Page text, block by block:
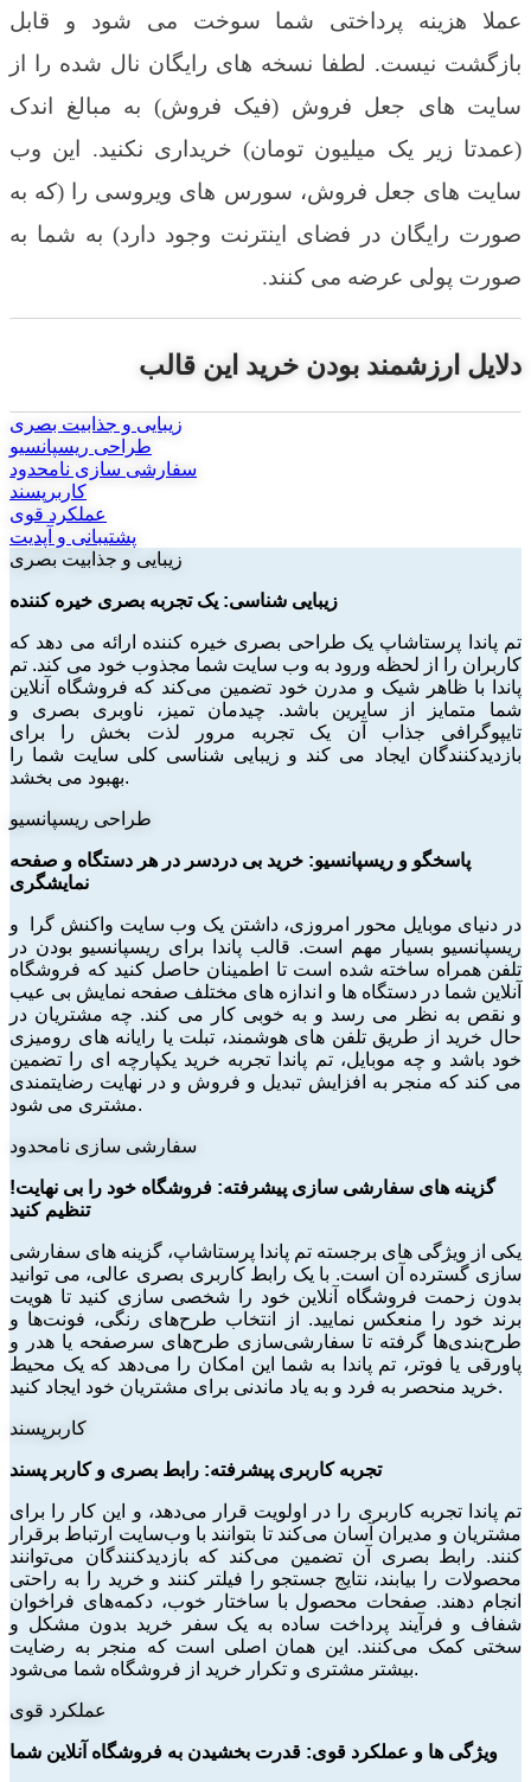
عملا هزینه پرداختی شما سوخت می شود و قابل
بازگشت نیست. لطفا نسخه های رایگان نال شده را از
سایت های جعل فروش (فیک فروش) به مبالغ اندک
(عمدتا زیر یک میلیون تومان) خریداری نکنید. این وب
سایت های جعل فروش، سورس های ویروسی را (که به
صورت رایگان در فضای اینترنت وجود دارد) به شما به
صورت پولی عرضه می کنند.
دلایل ارزشمند بودن خرید این قالب
زیبایی و جذابیت بصری
طراحی ریسپانسیو
سفارشی سازی نامحدود
کاربرپسند
عملکرد قوی
پشتیبانی و آپدیت
زیبایی و جذابیت بصری
زیبایی شناسی: یک تجربه بصری خیره کننده
تم پاندا پرستاشاپ یک طراحی بصری خیره کننده ارائه می دهد که
کاربران را از لحظه ورود به وب سایت شما مجذوب خود می کند. تم
پاندا با ظاهر شیک و مدرن خود تضمین می‌کند که فروشگاه آنلاین
شما متمایز از سایرین باشد. چیدمان تمیز، ناوبری بصری و
تایپوگرافی جذاب آن یک تجربه مرور لذت بخش را برای
بازدیدکنندگان ایجاد می کند و زیبایی شناسی کلی سایت شما را
بهبود می بخشد.
طراحی ریسپانسیو
پاسخگو و ریسپانسیو: خرید بی دردسر در هر دستگاه و صفحه
نمایشگری
در دنیای موبایل محور امروزی، داشتن یک وب سایت واکنش گرا و
ریسپانسیو بسیار مهم است. قالب پاندا برای ریسپانسیو بودن در
تلفن همراه ساخته شده است تا اطمینان حاصل کنید که فروشگاه
آنلاین شما در دستگاه ها و اندازه های مختلف صفحه نمایش بی عیب
و نقص به نظر می رسد و به خوبی کار می کند. چه مشتریان در
حال خرید از طریق تلفن های هوشمند، تبلت یا رایانه های رومیزی
خود باشد و چه موبایل، تم پاندا تجربه خرید یکپارچه ای را تضمین
می کند که منجر به افزایش تبدیل و فروش و در نهایت رضایتمندی
مشتری می شود.
سفارشی سازی نامحدود
گزینه های سفارشی سازی پیشرفته: فروشگاه خود را بی نهایت!
تنظیم کنید
یکی از ویژگی های برجسته تم پاندا پرستاشاپ، گزینه های سفارشی
سازی گسترده آن است. با یک رابط کاربری بصری عالی، می توانید
بدون زحمت فروشگاه آنلاین خود را شخصی سازی کنید تا هویت
برند خود را منعکس نمایید. از انتخاب طرح‌های رنگی، فونت‌ها و
طرح‌بندی‌ها گرفته تا سفارشی‌سازی طرح‌های سرصفحه یا هدر و
پاورقی یا فوتر، تم پاندا به شما این امکان را می‌دهد که یک محیط
خرید منحصر به فرد و به یاد ماندنی برای مشتریان خود ایجاد کنید.
کاربرپسند
تجربه کاربری پیشرفته: رابط بصری و کاربر پسند
تم پاندا تجربه کاربری را در اولویت قرار می‌دهد، و این کار را برای
مشتریان و مدیران آسان می‌کند تا بتوانند با وب‌سایت ارتباط برقرار
کنند. رابط بصری آن تضمین می‌کند که بازدیدکنندگان می‌توانند
محصولات را بیابند، نتایج جستجو را فیلتر کنند و خرید را به راحتی
انجام دهند. صفحات محصول با ساختار خوب، دکمه‌های فراخوان
شفاف و فرآیند پرداخت ساده به یک سفر خرید بدون مشکل و
سختی کمک می‌کنند. این همان اصلی است که منجر به رضایت
بیشتر مشتری و تکرار خرید از فروشگاه شما می‌شود.
عملکرد قوی
ویژگی ها و عملکرد قوی: قدرت بخشیدن به فروشگاه آنلاین شما